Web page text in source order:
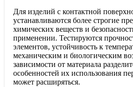
Для изделий с контактной
устанавливаются более строгие
химических веществ и
применении. Тестируются
элементов, устойчивость к
механическим и биологическим
зависимости от материала
особенностей их использования
может расширяться.